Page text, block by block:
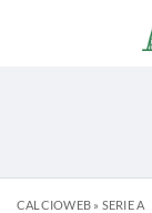
CALCIOWEB» SERIE A